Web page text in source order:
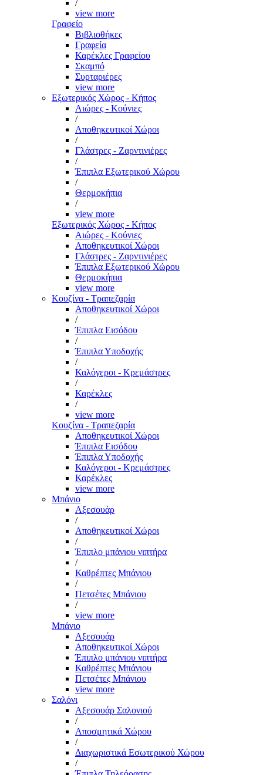
/
view more
Γραφείο
Βιβλιοθήκες
Γραφεία
Καρέκλες Γραφείου
Σκαμπό
Συρταριέρες
view more
Εξωτερικός Χώρος - Κήπος
Αιώρες - Κούνιες
/
Αποθηκευτικοί Χώροι
/
Γλάστρες - Ζαρντινιέρες
/
Έπιπλα Εξωτερικού Χώρου
/
Θερμοκήπια
/
view more
Εξωτερικός Χώρος - Κήπος
Αιώρες - Κούνιες
Αποθηκευτικοί Χώροι
Γλάστρες - Ζαρντινιέρες
Έπιπλα Εξωτερικού Χώρου
Θερμοκήπια
view more
Κουζίνα - Τραπεζαρία
Αποθηκευτικοί Χώροι
/
Έπιπλα Εισόδου
/
Έπιπλα Υποδοχής
/
Καλόγεροι - Κρεμάστρες
/
Καρέκλες
/
view more
Κουζίνα - Τραπεζαρία
Αποθηκευτικοί Χώροι
Έπιπλα Εισόδου
Έπιπλα Υποδοχής
Καλόγεροι - Κρεμάστρες
Καρέκλες
view more
Μπάνιο
Αξεσουάρ
/
Αποθηκευτικοί Χώροι
/
Έπιπλο μπάνιου νιπτήρα
/
Καθρέπτες Μπάνιου
/
Πετσέτες Μπάνιου
/
view more
Μπάνιο
Αξεσουάρ
Αποθηκευτικοί Χώροι
Έπιπλο μπάνιου νιπτήρα
Καθρέπτες Μπάνιου
Πετσέτες Μπάνιου
view more
Σαλόνι
Αξεσουάρ Σαλονιού
/
Αποσμητικά Χώρου
/
Διαχωριστικά Εσωτερικού Χώρου
/